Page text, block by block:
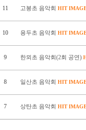
11 고봉초 음악회 HIT
10 용두초 음악회 HIT
9 한뫼초 음악회(2회 공연)
8 일산초 음악회 HIT
7 상탄초 음악회 HIT